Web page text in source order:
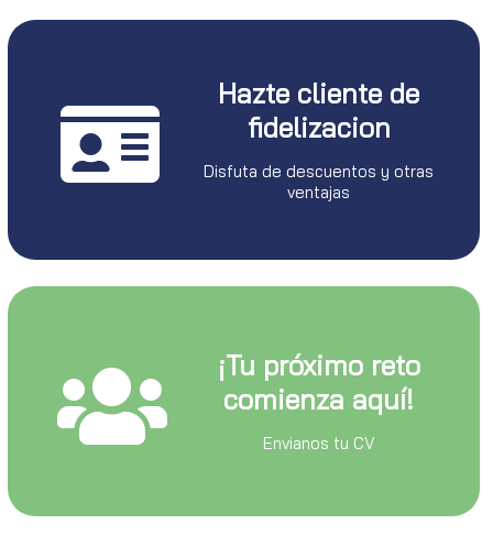
Hazte cliente de
fidelizacion
Disfuta de descuentos y otras
ventajas
¡Tu próximo reto
comienza aquí!
Envianos tu CV